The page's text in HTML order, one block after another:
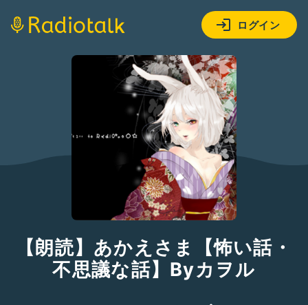
ログイン
【朗読】あかえさま【怖い話・
不思議な話】Byカヲル